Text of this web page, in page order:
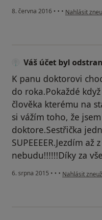
8. června 2016 • • • podle názoru
Nahlásit
Váš účet byl
K panu doktorovi
do roka.Pokaždé
člověka kterému na
si vážím toho, že
doktore.Sestřička
SUPEEEER.Jezdím
nebudu!!!!!!Díky za
6. srpna 2015 • • • podle názoru
Nahlásit